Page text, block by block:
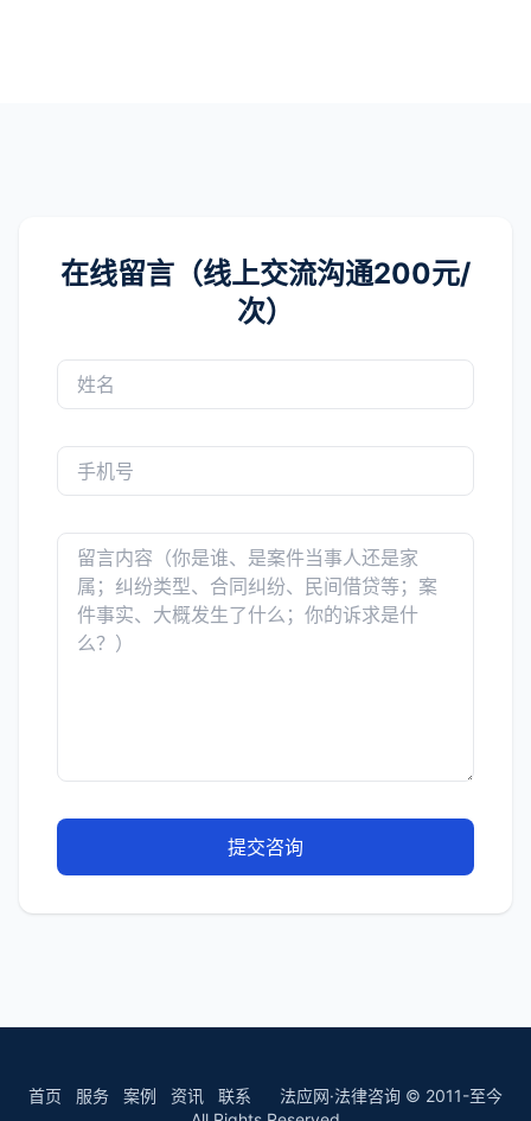
在线留言（线上交流沟通200元/
次）
提交咨询
首页 服务 案例 资讯 联系 法应网·法律咨询 © 2011-至今